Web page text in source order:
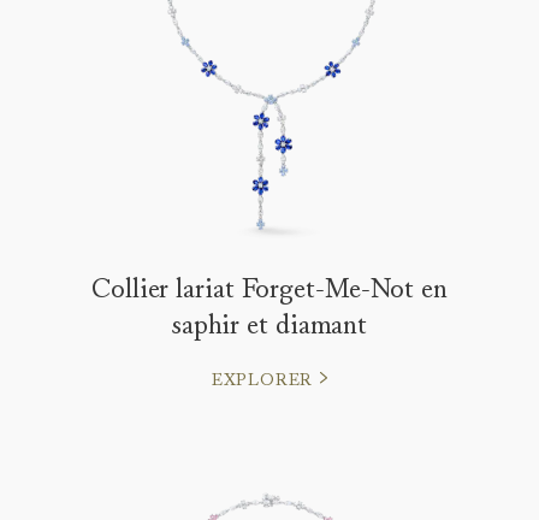
Collier lariat Forget-Me-Not en
saphir et diamant
EXPLORER